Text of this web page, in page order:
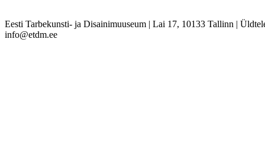
Eesti Tarbekunsti- ja Disainimuuseum | Lai 17, 10133 Tallinn |
info@etdm.ee